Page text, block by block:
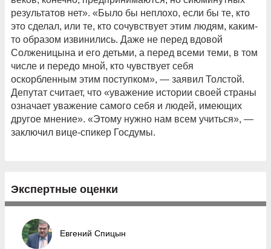
результатов нет». «Было бы неплохо, если бы те, кто
это сделал, или те, кто сочувствует этим людям, каким-
то образом извинились. Даже не перед вдовой
Солженицына и его детьми, а перед всеми теми, в том
числе и передо мной, кто чувствует себя
оскорбленным этим поступком», — заявил Толстой.
Депутат считает, что «уважение истории своей страны
означает уважение самого себя и людей, имеющих
другое мнение». «Этому нужно нам всем учиться», —
заключил вице-спикер Госдумы.
Экспертные оценки
Евгений Спицын